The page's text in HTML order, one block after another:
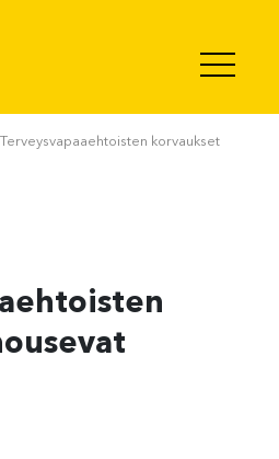
korvaukset